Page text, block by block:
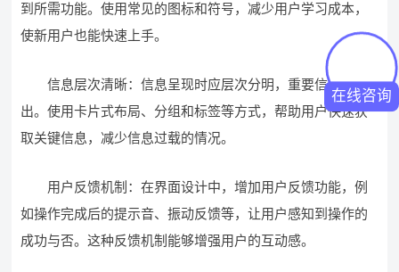
到所需功能。使用常见的图标和符号，减少用户学习成本，
使新用户也能快速上手。
信息层次清晰：信息呈现时应层次分明，重要信息突
出。使用卡片式布局、分组和标签等方式，帮助用户快速获
取关键信息，减少信息过载的情况。
用户反馈机制：在界面设计中，增加用户反馈功能，例
如操作完成后的提示音、振动反馈等，让用户感知到操作的
成功与否。这种反馈机制能够增强用户的互动感。
在线咨询